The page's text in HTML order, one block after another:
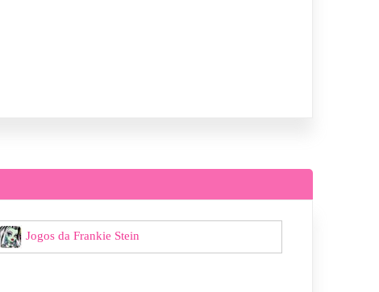
Jogos da Frankie Stein